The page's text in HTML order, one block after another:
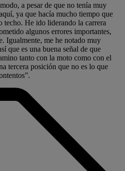
a pesar de que no tenía muy
ya que hacía mucho tiempo que
techo. He ido liderando la carrera
algunos errores importantes,
Igualmente, me he notado muy
que es una buena señal de que
tanto con la moto como con el
tercera posición que no es lo que